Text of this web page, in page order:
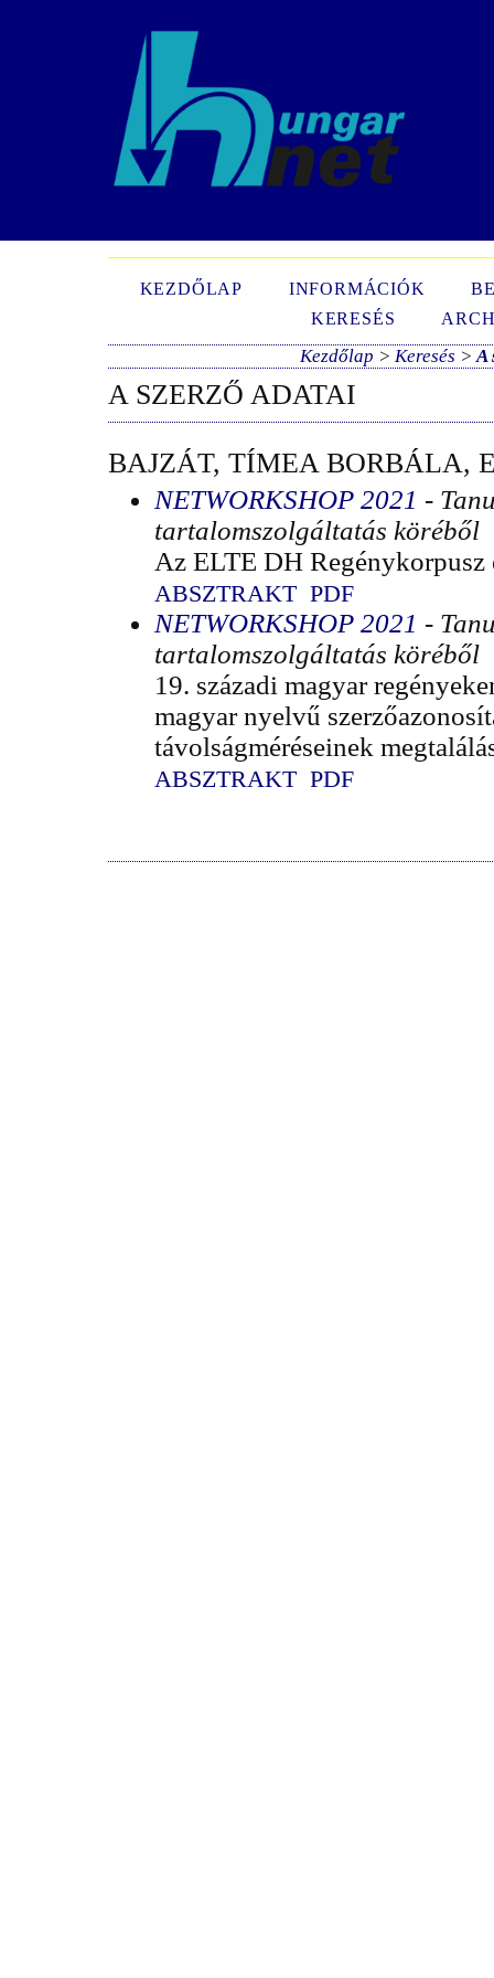
KEZDŐLAP INFORMÁCIÓK
KERESÉS
Kezdőlap >Keresés >A
A SZERZŐ ADATAI
BAJZÁT, TÍMEA BORBÁLA,
NETWORKSHOP 2021 -
tartalomszolgáltatás köréből
Az ELTE DH Regénykorpusz
ABSZTRAKT PDF
NETWORKSHOP 2021 -
tartalomszolgáltatás köréből
19. századi magyar
magyar nyelvű
távolságméréseinek
ABSZTRAKT PDF